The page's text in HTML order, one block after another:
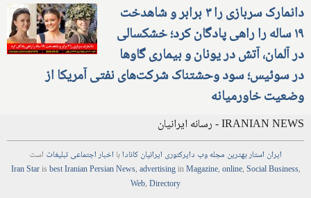
دانمارک سربازی را ۳ برابر و شاهدخت
۱۹ ساله را راهی پادگان کرد؛ خشکسالی
در آلمان، آتش در یونان و بیماری گاوها
در سوئیس؛ سود وحشتناک شرکت‌های نفتی آمریکا از
وضعیت خاورمیانه
IRANIAN NEWS - رسانه ایرانیان
ایران استاربهترین مجلهوب دایرکتوری ایرانیان کانادابا اخباراجتماعیتبلیغات است
Iran Starisbest Iranian PersianNews,advertisinginMagazine,online,Social Business,
Web,Directory